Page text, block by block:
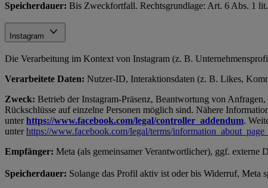
Speicherdauer: Bis Zweckfortfall. Rechtsgrundlage: Art. 6 Abs. 1
Instagram
Die Verarbeitung im Kontext von Instagram (z. B.
Verarbeitete Daten: Nutzer-ID, Interaktionsdaten (z. B. Likes,
Zweck: Betrieb der Instagram-Präsenz, Beantwortung von
Rückschlüsse auf einzelne Personen möglich sind. Nähere
unterhttps://www.facebook.com/legal/controller_addendum.
unterhttps://www.facebook.com/legal/terms/
Empfänger: Meta (als gemeinsamer Verantwortlicher), ggf. externe
Speicherdauer: Solange das Profil aktiv ist oder bis Widerruf, Meta